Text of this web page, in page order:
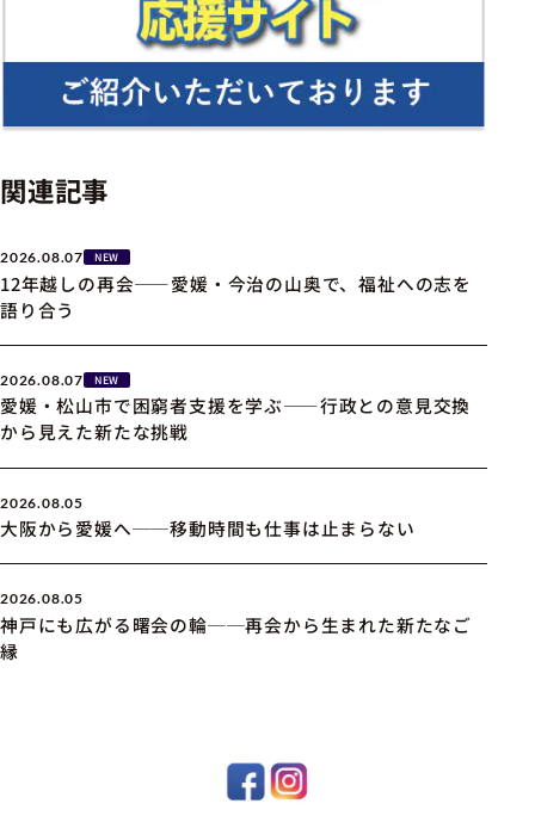
関連記事
2026.08.07 NEW
12年越しの再会――愛媛・今治の山奥で、福祉への志を
語り合う
2026.08.07 NEW
愛媛・松山市で困窮者支援を学ぶ――行政との意見交換
から見えた新たな挑戦
2026.08.05
大阪から愛媛へ──移動時間も仕事は止まらない
2026.08.05
神戸にも広がる曙会の輪──再会から生まれた新たなご
縁